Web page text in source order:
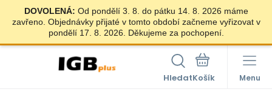
DOVOLENÁ: Od pondělí 3. 8. do pátku 14. 8. 2026 máme
zavřeno. Objednávky přijaté v tomto období začneme vyřizovat v
pondělí 17. 8. 2026. Děkujeme za pochopení.
Hledat Menu